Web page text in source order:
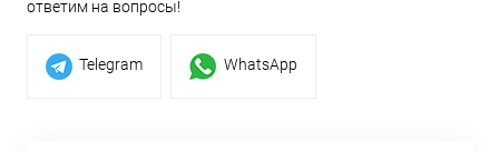
ответим на вопросы!
Telegram WhatsApp